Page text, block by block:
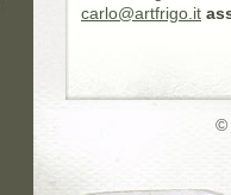
carlo@artfrigo.it
©